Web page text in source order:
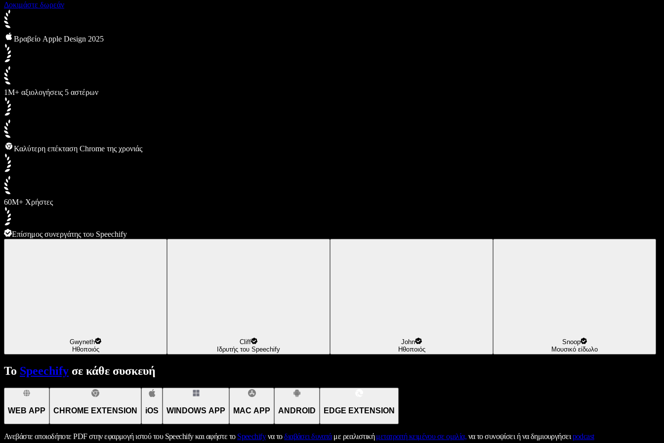
Δοκιμάστε δωρεάν
Βραβείο Apple Design 2025
1M+ αξιολογήσεις 5 αστέρων
Καλύτερη επέκταση Chrome της χρονιάς
60M+ Χρήστες
Επίσημος συνεργάτης του Speechify
Gwyneth
Ηθοποιός
Cliff
Ιδρυτής του Speechify
John
Ηθοποιός
Snoop
Μουσικό είδωλο
Το Speechify σε κάθε συσκευή
WEB APP CHROME EXTENSION iOS WINDOWS APP MAC APP ANDROID EDGE EXTENSION
Ανεβάστε οποιοδήποτε PDF στην εφαρμογή ιστού του Speechify και αφήστε το Speechifyνα τοδιαβάσει δυνατάμε ρεαλιστικήμετατροπή κειμένου σε ομιλία, να το συνοψίσει ή να δημιουργήσειpodcast